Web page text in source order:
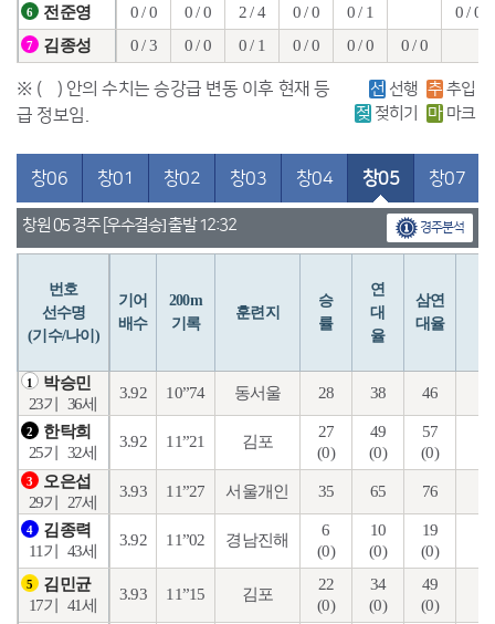
6 전준영 0 / 0 0 / 0 2 / 4 0 / 0 0 / 1 0 / 0
7 김종성 0 / 3 0 / 0 0 / 1 0 / 0 0 / 0 0 / 0
※ ( ) 안의 수치는 승강급 변동 이후 현재 등
급 정보임.
선 선행 추 추입
젖 젖히기 마 마크
창06 창01 창02 창03 창04 창05 창07
창원 05 경주 [우수결승] 출발 12:32 경주분석
번호
선수명
(기수/나이)
기어
배수
200m
기록
훈련지
승
률
연
대
율
삼연
대율
1
박승민
23기
36세
3.92 10”74 동서울 28 38 46
2
한탁희
25기
32세
3.92 11”21 김포
27
(0)
49
(0)
57
(0)
3
오은섭
29기
27세
3.93 11”27 서울개인 35 65 76
4
김종력
11기
43세
3.92 11”02 경남진해
6
(0)
10
(0)
19
(0)
5
김민균
17기
41세
3.93 11”15 김포
22
(0)
34
(0)
49
(0)